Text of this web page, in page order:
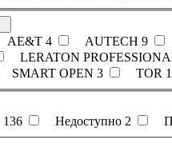
AE&T 4 AUTECH 9
LERATON
SMART OPEN 3 TOR
136 Недоступно 2